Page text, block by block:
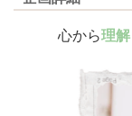
心から理